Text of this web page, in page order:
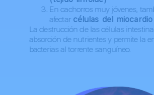
En cachorros muy jóvenes,
afectar células del miocardio
La destrucción de las células
absorción de nutrientes y permite la
bacterias al torrente sanguíneo.